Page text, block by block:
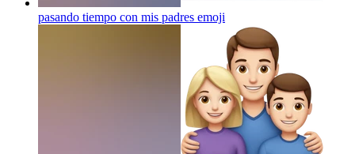
pasando tiempo con mis padres emoji